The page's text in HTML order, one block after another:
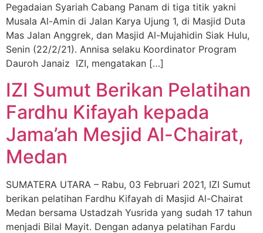
Pegadaian Syariah Cabang Panam di tiga titik yakni
Musala Al-Amin di Jalan Karya Ujung 1, di Masjid Duta
Mas Jalan Anggrek, dan Masjid Al-Mujahidin Siak Hulu,
Senin (22/2/21). Annisa selaku Koordinator Program
Dauroh Janaiz IZI, mengatakan […]
IZI Sumut Berikan Pelatihan
Fardhu Kifayah kepada
Jama’ah Mesjid Al-Chairat,
Medan
SUMATERA UTARA – Rabu, 03 Februari 2021, IZI Sumut
berikan pelatihan Fardhu Kifayah di Masjid Al-Chairat
Medan bersama Ustadzah Yusrida yang sudah 17 tahun
menjadi Bilal Mayit. Dengan adanya pelatihan Fardu